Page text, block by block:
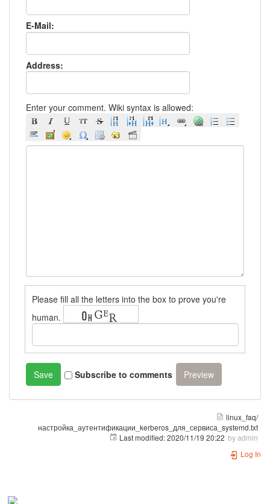
E-Mail:
Address:
Enter your comment. Wiki syntax is allowed:
Please fill all the letters into the box to prove you're
human.
Subscribe to comments
linux_faq/
настройка_аутентификации_kerberos_для_сервиса_systemd.txt
Last modified:2020/11/19 20:22 byadmin
Log In